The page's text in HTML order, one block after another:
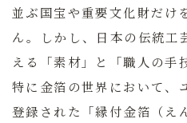
並ぶ国宝や重要文化財だけ
ん。しかし、 日本の伝統工
える「素材」と「職人の手
特に金箔の世界において、
登録された「縁付金箔（え